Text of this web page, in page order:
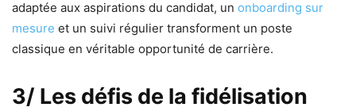
adaptée aux aspirations du candidat, un onboarding sur
mesure et un suivi régulier transforment un poste
classique en véritable opportunité de carrière.
3/ Les défis de la fidélisation